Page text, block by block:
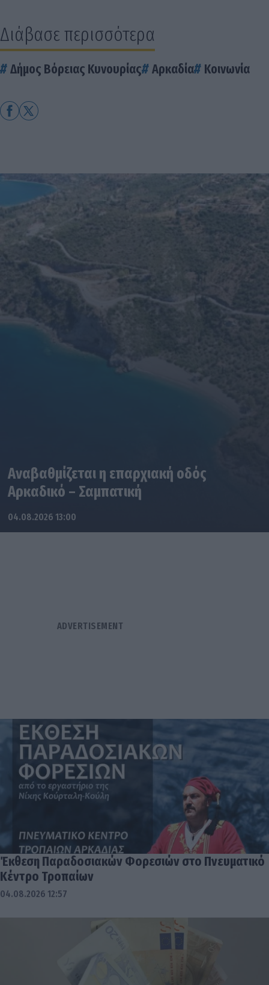
Διάβασε περισσότερα
Δήμος Βόρειας Κυνουρίας Αρκαδία Κοινωνία
Αναβαθμίζεται η επαρχιακή οδός
Αρκαδικό – Σαμπατική
04.08.2026 13:00
Έκθεση Παραδοσιακών Φορεσιών στο Πνευματικό
Κέντρο Τροπαίων
04.08.2026 12:57